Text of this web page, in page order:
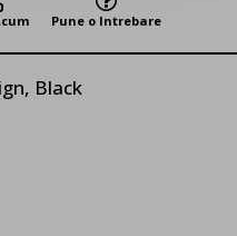
Pune o Intrebare
Black